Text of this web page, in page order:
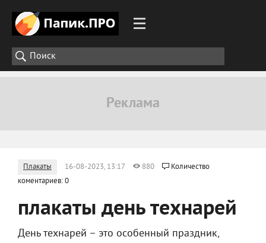
Плакаты 16-08-2023, 13:17 880
Количество
коментариев: 0
плакаты день технарей
День технарей – это особенный праздник,